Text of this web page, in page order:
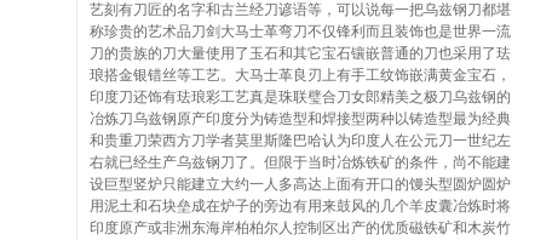
艺刻有刀匠的名字和古兰经刀谚语等，可以说每一把乌兹钢刀都堪
称珍贵的艺术品刀剑大马士革弯刀不仅锋利而且装饰也是世界一流
刀的贵族的刀大量使用了玉石和其它宝石镶嵌普通的刀也采用了珐
琅搭金银错丝等工艺。大马士革良刃上有手工纹饰嵌满黄金宝石，
印度刀还饰有珐琅彩工艺真是珠联璧合刀女郎精美之极刀乌兹钢的
冶炼刀乌兹钢原产印度分为铸造型和焊接型两种以铸造型最为经典
和贵重刀荣西方刀学者莫里斯隆巴哈认为印度人在公元刀一世纪左
右就已经生产乌兹钢刀了。但限于当时冶炼铁矿的条件，尚不能建
设巨型竖炉只能建立大约一人多高达上面有开口的馒头型圆炉圆炉
用泥土和石块垒成在炉子的旁边有用来鼓风的几个羊皮囊冶炼时将
印度原产或非洲东海岸柏柏尔人控制区出产的优质磁铁矿和木炭竹